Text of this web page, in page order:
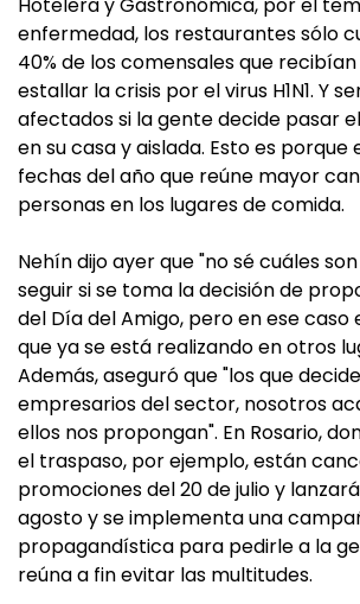
enfermedad, los restaurantes sólo
40% de los comensales que
estallar la crisis por el virus H1N1. Y
afectados si la gente decide pasar
en su casa y aislada. Esto es porque
fechas del año que reúne mayor
personas en los lugares de comida.
Nehín dijo ayer que "no sé cuáles
seguir si se toma la decisión de
del Día del Amigo, pero en ese caso
que ya se está realizando en otros
Además, aseguró que "los que
empresarios del sector, nosotros
ellos nos propongan". En Rosario,
el traspaso, por ejemplo, están
promociones del 20 de julio y
agosto y se implementa una
propagandística para pedirle a la
reúna a fin evitar las multitudes.